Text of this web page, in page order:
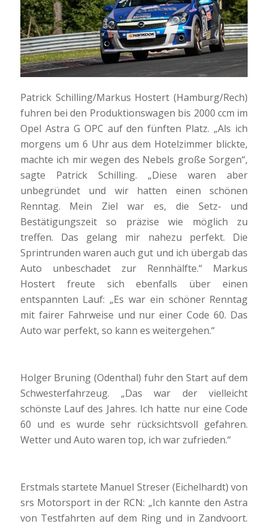
Patrick Schilling/Markus Hostert (Hamburg/Rech)
fuhren bei den Produktionswagen bis 2000 ccm im
Opel Astra G OPC auf den fünften Platz. „Als ich
morgens um 6 Uhr aus dem Hotelzimmer blickte,
machte ich mir wegen des Nebels große Sorgen“,
sagte Patrick Schilling. „Diese waren aber
unbegründet und wir hatten einen schönen
Renntag. Mein Ziel war es, die Setz- und
Bestätigungszeit so präzise wie möglich zu
treffen. Das gelang mir nahezu perfekt. Die
Sprintrunden waren auch gut und ich übergab das
Auto unbeschadet zur Rennhälfte.“ Markus
Hostert freute sich ebenfalls über einen
entspannten Lauf: „Es war ein schöner Renntag
mit fairer Fahrweise und nur einer Code 60. Das
Auto war perfekt, so kann es weitergehen.“
Holger Bruning (Odenthal) fuhr den Start auf dem
Schwesterfahrzeug. „Das war der vielleicht
schönste Lauf des Jahres. Ich hatte nur eine Code
60 und es wurde sehr rücksichtsvoll gefahren.
Wetter und Auto waren top, ich war zufrieden.“
Erstmals startete Manuel Streser (Eichelhardt) von
srs Motorsport in der RCN: „Ich kannte den Astra
von Testfahrten auf dem Ring und in Zandvoort.